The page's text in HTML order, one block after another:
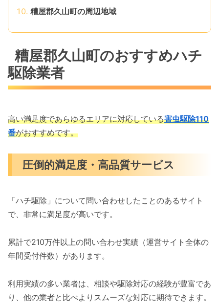
糟屋郡久山町の周辺地域
糟屋郡久山町のおすすめハチ
駆除業者
高い満足度であらゆるエリアに対応している害虫駆除110
番がおすすめです。
圧倒的満足度・高品質サービス
「ハチ駆除」について問い合わせしたことのあるサイト
で、非常に満足度が高いです。
累計で210万件以上の問い合わせ実績（運営サイト全体の
年間受付件数）があります。
利用実績の多い業者は、相談や駆除対応の経験が豊富であ
り、他の業者と比べよりスムーズな対応に期待できます。